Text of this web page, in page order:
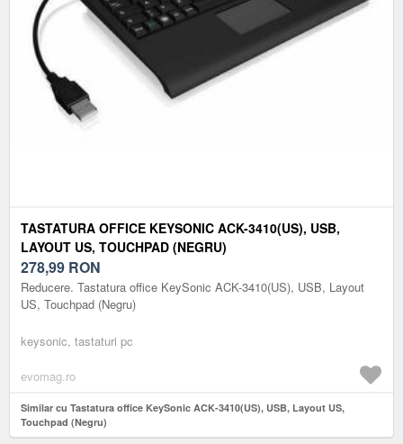
TASTATURA OFFICE KEYSONIC ACK-3410(US), USB,
LAYOUT US, TOUCHPAD (NEGRU)
278,99 RON
Reducere. Tastatura office KeySonic ACK-3410(US), USB, Layout
US, Touchpad (Negru)
keysonic, tastaturi pc
evomag.ro
Similar cu Tastatura office KeySonic ACK-3410(US), USB, Layout US,
Touchpad (Negru)